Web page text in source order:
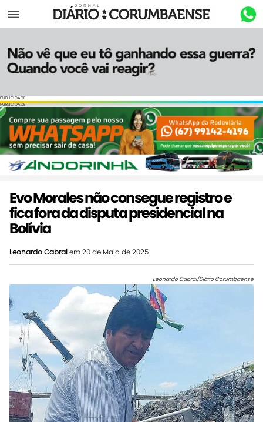
Menu
PUBLICIDADE
PUBLICIDADE
Evo Morales não consegue registro e
fica fora da disputa presidencial na
Bolívia
Leonardo Cabralem 20 de Maio de 2025
Leonardo Cabral/Diário Corumbaense